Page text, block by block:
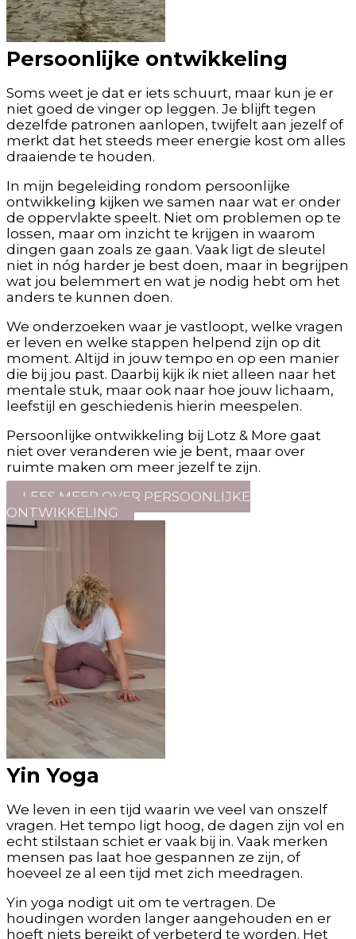
Persoonlijke ontwikkeling
Soms weet je dat er iets schuurt, maar kun je er
niet goed de vinger op leggen. Je blijft tegen
dezelfde patronen aanlopen, twijfelt aan jezelf of
merkt dat het steeds meer energie kost om alles
draaiende te houden.
In mijn begeleiding rondom persoonlijke
ontwikkeling kijken we samen naar wat er onder
de oppervlakte speelt. Niet om problemen op te
lossen, maar om inzicht te krijgen in waarom
dingen gaan zoals ze gaan. Vaak ligt de sleutel
niet in nóg harder je best doen, maar in begrijpen
wat jou belemmert en wat je nodig hebt om het
anders te kunnen doen.
We onderzoeken waar je vastloopt, welke vragen
er leven en welke stappen helpend zijn op dit
moment. Altijd in jouw tempo en op een manier
die bij jou past. Daarbij kijk ik niet alleen naar het
mentale stuk, maar ook naar hoe jouw lichaam,
leefstijl en geschiedenis hierin meespelen.
Persoonlijke ontwikkeling bij Lotz & More gaat
niet over veranderen wie je bent, maar over
ruimte maken om meer jezelf te zijn.
LEES MEER OVER PERSOONLIJKE
ONTWIKKELING
Yin Yoga
We leven in een tijd waarin we veel van onszelf
vragen. Het tempo ligt hoog, de dagen zijn vol en
echt stilstaan schiet er vaak bij in. Vaak merken
mensen pas laat hoe gespannen ze zijn, of
hoeveel ze al een tijd met zich meedragen.
Yin yoga nodigt uit om te vertragen. De
houdingen worden langer aangehouden en er
hoeft niets bereikt of verbeterd te worden. Het